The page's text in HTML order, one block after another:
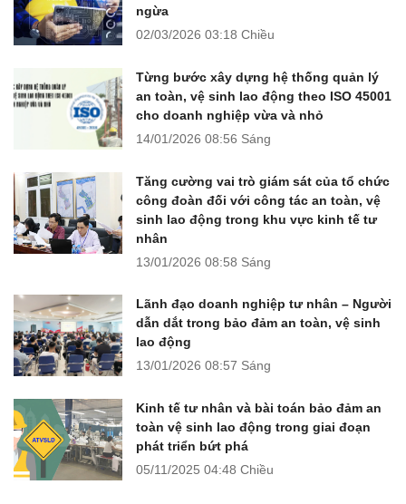
ngừa
02/03/2026 03:18 Chiều
Từng bước xây dựng hệ thống quản lý
an toàn, vệ sinh lao động theo ISO 45001
cho doanh nghiệp vừa và nhỏ
14/01/2026 08:56 Sáng
Tăng cường vai trò giám sát của tổ chức
công đoàn đối với công tác an toàn, vệ
sinh lao động trong khu vực kinh tế tư
nhân
13/01/2026 08:58 Sáng
Lãnh đạo doanh nghiệp tư nhân – Người
dẫn dắt trong bảo đảm an toàn, vệ sinh
lao động
13/01/2026 08:57 Sáng
Kinh tế tư nhân và bài toán bảo đảm an
toàn vệ sinh lao động trong giai đoạn
phát triển bứt phá
05/11/2025 04:48 Chiều